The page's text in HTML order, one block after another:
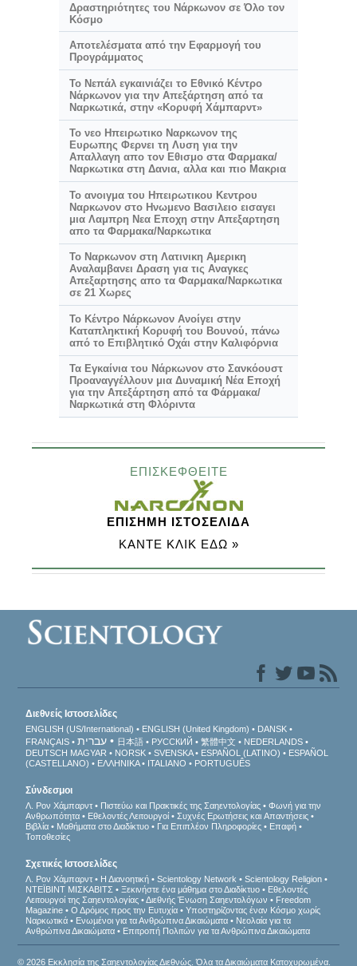
Δραστηριότητες του Νάρκωνον σε Όλο τον
Κόσμο
Αποτελέσματα από την Εφαρμογή του
Προγράμματος
Το Νεπάλ εγκαινιάζει το Εθνικό Κέντρο
Νάρκωνον για την Απεξάρτηση από τα
Ναρκωτικά, στην «Κορυφή Χάμπαρντ»
Το νεο Ηπειρωτικο Ναρκωνον της
Ευρωπης Φερνει τη Λυση για την
Απαλλαγη απο τον Εθισμο στα Φαρμακα/
Ναρκωτικα στη Δανια, αλλα και πιο Μακρια
Το ανοιγμα του Ηπειρωτικου Κεντρου
Ναρκωνον στο Ηνωμενο Βασιλειο εισαγει
μια Λαμπρη Νεα Εποχη στην Απεξαρτηση
απο τα Φαρμακα/Ναρκωτικα
Το Ναρκωνον στη Λατινικη Αμερικη
Αναλαμβανει Δραση για τις Αναγκες
Απεξαρτησης απο τα Φαρμακα/Ναρκωτικα
σε 21 Χωρες
Το Κέντρο Νάρκωνον Ανοίγει στην
Καταπληκτική Κορυφή του Βουνού, πάνω
από το Επιβλητικό Οχάι στην Καλιφόρνια
Τα Εγκαίνια του Νάρκωνον στο Σανκόουστ
Προαναγγέλλουν μια Δυναμική Νέα Εποχή
για την Απεξάρτηση από τα Φάρμακα/
Ναρκωτικά στη Φλόριντα
ΕΠΙΣΚΕΦΘΕΙΤΕ
ΕΠΙΣΗΜΗ ΙΣΤΟΣΕΛΙΔΑ
ΚΑΝΤΕ ΚΛΙΚ ΕΔΩ »
Διεθνείς Ιστοσελίδες
ENGLISH (US/International) ENGLISH (United Kingdom)
DANSK
FRANÇAIS
עברית 日本語 РУССКИЙ 繁體中文
NEDERLANDS
DEUTSCH MAGYAR NORSK SVENSKA ESPAÑOL (LATINO)
ESPAÑOL
(CASTELLANO)
ΕΛΛΗΝΙΚA ITALIANO PORTUGUÊS
Σύνδεσμοι
Λ. Ρον Χάμπαρντ Πιστεύω και Πρακτικές της Σαηεντολογίας
Φωνή για την
Ανθρωπότητα
Εθελοντές Λειτουργοί
Συχνές Ερωτήσεις και Απαντήσεις
Βιβλία
Μαθήματα στο Διαδίκτυο Για Επιπλέον Πληροφορίες
Επαφή
Τοποθεσίες
Σχετικές Ιστοσελίδες
Λ. Ρον Χάμπαρντ Η Διανοητική Scientology Network
Scientology Religion
ΝΤΕΪΒΙΝΤ ΜΙΣΚAΒΙΤΣ
Ξεκινήστε ένα μάθημα στο Διαδίκτυο
Εθελοντές
Λειτουργοί της Σαηεντολογίας
Διεθνής Ένωση Σαηεντολόγων
Freedom
Magazine
Ο Δρόμος προς την Ευτυχία
Υποστηρίζοντας έναν Κόσμο χωρίς
Ναρκωτικά
Ενωµένοι για τα Ανθρώπινα Δικαιώµατα
Νεολαία για τα
Ανθρώπινα Δικαιώματα
Επιτροπή Πολιτών για τα Ανθρώπινα Δικαιώματα
© 2026 Εκκλησία της Σαηεντολογίας Διεθνώς. Όλα τα Δικαιώµατα Κατοχυρωµένα.